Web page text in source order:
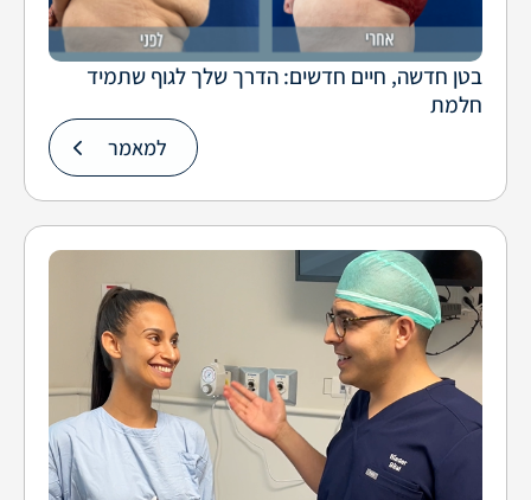
בטן חדשה, חיים חדשים: הדרך שלך לגוף שתמיד
חלמת
למאמר